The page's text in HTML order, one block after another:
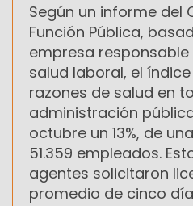
Según un informe del
Función Pública,
empresa
salud laboral, el
razones de salud en
administración
octubre un 13%, de
51.359 empleados.
agentes solicitaron
promedio de cinco